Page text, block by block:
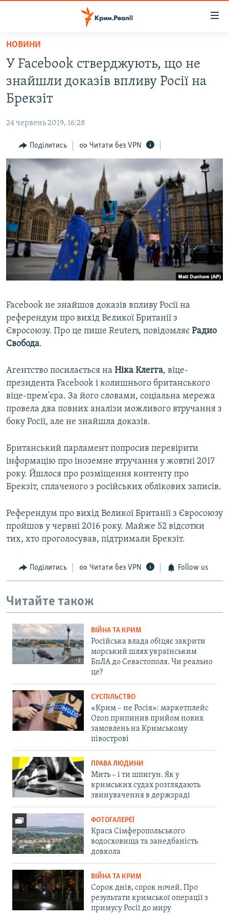
Перейти
основного
матеріалу
Перейти
до
основної
навігації
Перейти
до
пошуку
ВІДЕО ТА ФОТО
БЛОГИ
ПОГЛЯД
ІНТЕРВ'Ю
ВСЕ ЗА ДЕНЬ
СПЕЦПРОЕКТИ
ДЕПОРТАЦІЯ
ВІДЕОУРОКИ «ELIFBE»
СВІДЧЕННЯ ОКУПАЦІЇ
УКРАЇНСЬКА ПРОБЛЕМА КРИМУ
ЯК ОБІЙТИ БЛОКУВАННЯ
Русский
Qırımtatar
Усі сайти RFE/RL
НОВИНИ
У Facebook стверджують, що не
знайшли доказів впливу Росії на
Брекзіт
24 червень 2019, 16:28
Поділитись Читати без VPN
Facebook не знайшов доказів впливу Росії на
референдум про вихід Великої Британії з
Євросоюзу. Про це пише Reuters, повідомляє Радио
Свобода.
Агентство посилається на Ніка Клегга, віце-
президента Facebook і колишнього британського
віце-прем'єра. За його словами, соціальна мережа
провела два повних аналізи можливого втручання з
боку Росії, але не знайшла доказів.
Британський парламент попросив перевірити
інформацію про іноземне втручання у жовтні 2017
року. Йшлося про розміщення контенту про
Брекзіт, сплаченого з російських облікових записів.
Референдум про вихід Великої Британії з Євросоюзу
пройшов у червні 2016 року. Майже 52 відсотки
тих, хто проголосував, підтримали Брекзіт.
Поділитись Читати без VPN Follow us
Читайте також
ВІЙНА ТА КРИМ
Російська влада обіцяє закрити
морський шлях українським
БпЛА до Севастополя. Чи реально
це?
СУСПІЛЬСТВО
«Крим – не Росія»: маркетплейс
Ozon припинив прийом нових
замовлень на Кримському
півострові
ПРАВА ЛЮДИНИ
Мить – і ти шпигун. Як у
кримських судах розглядають
звинувачення в держзраді
ФОТОГАЛЕРЕЇ
Краса Сімферопольського
водосховища та занедбаність
довкола
ВІЙНА ТА КРИМ
Сорок днів, сорок ночей. Про
результати кримської операції з
примусу Росії до миру